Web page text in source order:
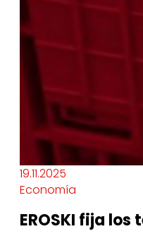
19.11.2025
Economía
EROSKI fija